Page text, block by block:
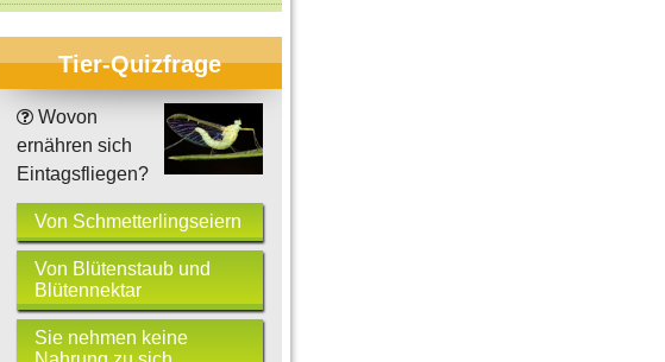
Tier-Quizfrage
Wovon
ernähren sich
Eintagsfliegen?
Von Schmetterlingseiern
Von Blütenstaub und
Blütennektar
Sie nehmen keine